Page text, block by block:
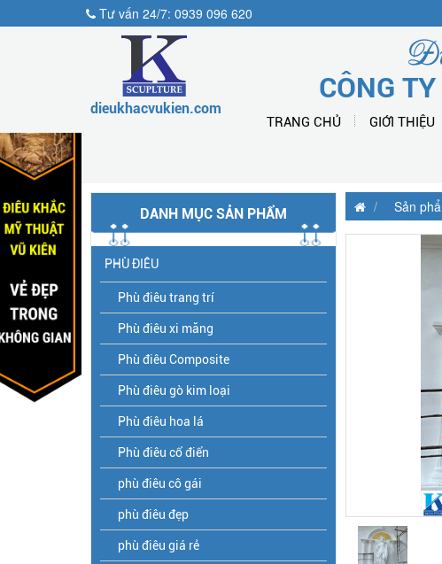
Tư vấn 24/7: 0939 096 620
dieukhacvukien.com
CÔNG
TRANG CHỦ GIỚI THIỆU
DANH MỤC SẢN PHẨM
PHÙ ĐIÊU
Phù điêu trang trí
Phù điêu xi măng
Phù điêu Composite
Phù điêu gò kim loại
Phù điêu hoa lá
Phù điêu cổ điển
phù điêu cô gái
phù điêu đẹp
phù điêu giá rẻ
Sản